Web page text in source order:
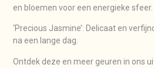
en bloemen voor een energieke sfeer.
‘Precious Jasmine’: Delicaat en
na een lange dag.
Ontdek deze en meer geuren in ons